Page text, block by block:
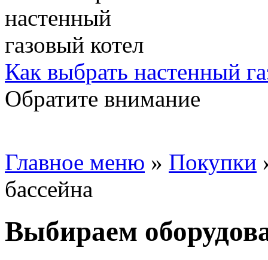
Как выбрать настенный
Обратите внимание
Главное меню » Покупки
бассейна
Выбираем